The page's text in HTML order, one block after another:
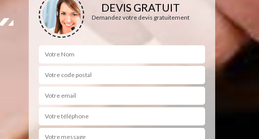
DEVIS GRATUIT
Demandez votre devis gratuitement